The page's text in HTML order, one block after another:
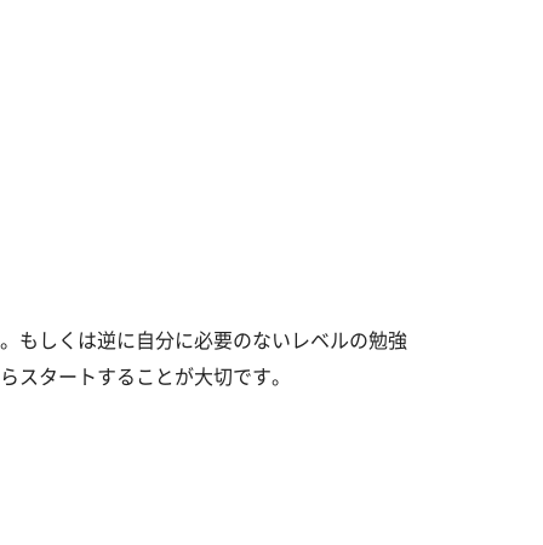
もしくは逆に自分に必要のないレベルの勉強
タートすることが大切です。